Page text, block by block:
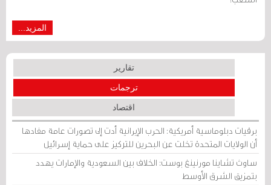
المزيد...
تقارير
ترجمات
اقتصاد
برقيات دبلوماسية أمريكية: الحرب الإيرانية أدت إلى تصورات عامة مفادها
أن الولايات المتحدة تخلت عن البحرين للتركيز على حماية إسرائيل
ساوث تشاينا مورنينغ بوست: الخلاف بين السعودية والإمارات يهدد
بتمزيق الشرق الأوسط